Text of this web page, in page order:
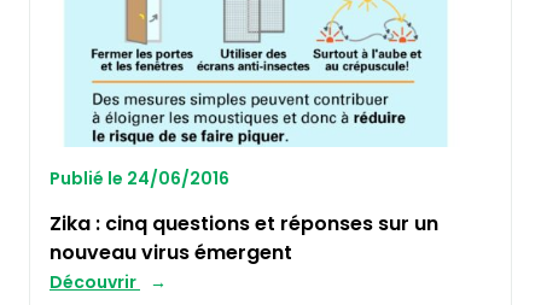
Publié le 24/06/2016
Zika : cinq questions et réponses sur un
nouveau virus émergent
Découvrir